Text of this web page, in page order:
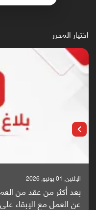
اختيار المحرر
الإثنين, 25 مايو, 2026
باحثون من اليمن
واعدة منشورة عالميا